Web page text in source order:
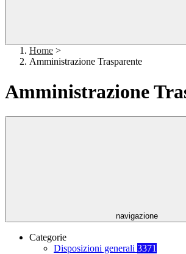
Home >
Amministrazione Trasparente
Amministrazione
navigazione
Categorie
Disposizioni generali 3371